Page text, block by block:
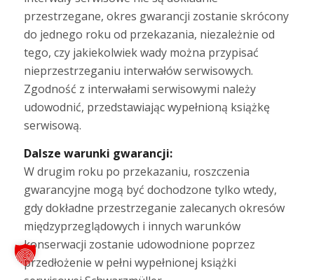
przestrzegane, okres gwarancji zostanie skrócony
do jednego roku od przekazania, niezależnie od
tego, czy jakiekolwiek wady można przypisać
nieprzestrzeganiu interwałów serwisowych.
Zgodność z interwałami serwisowymi należy
udowodnić, przedstawiając wypełnioną książkę
serwisową.
Dalsze warunki gwarancji:
W drugim roku po przekazaniu, roszczenia
gwarancyjne mogą być dochodzone tylko wtedy,
gdy dokładne przestrzeganie zalecanych okresów
międzyprzeglądowych i innych warunków
konserwacji zostanie udowodnione poprzez
przedłożenie w pełni wypełnionej książki